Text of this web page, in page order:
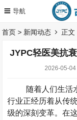
首页 > 新闻动态 正文
JYPC轻医美抗
2026-05-04
随着人们生活
行业正经历着从传
级的深刻变革。在